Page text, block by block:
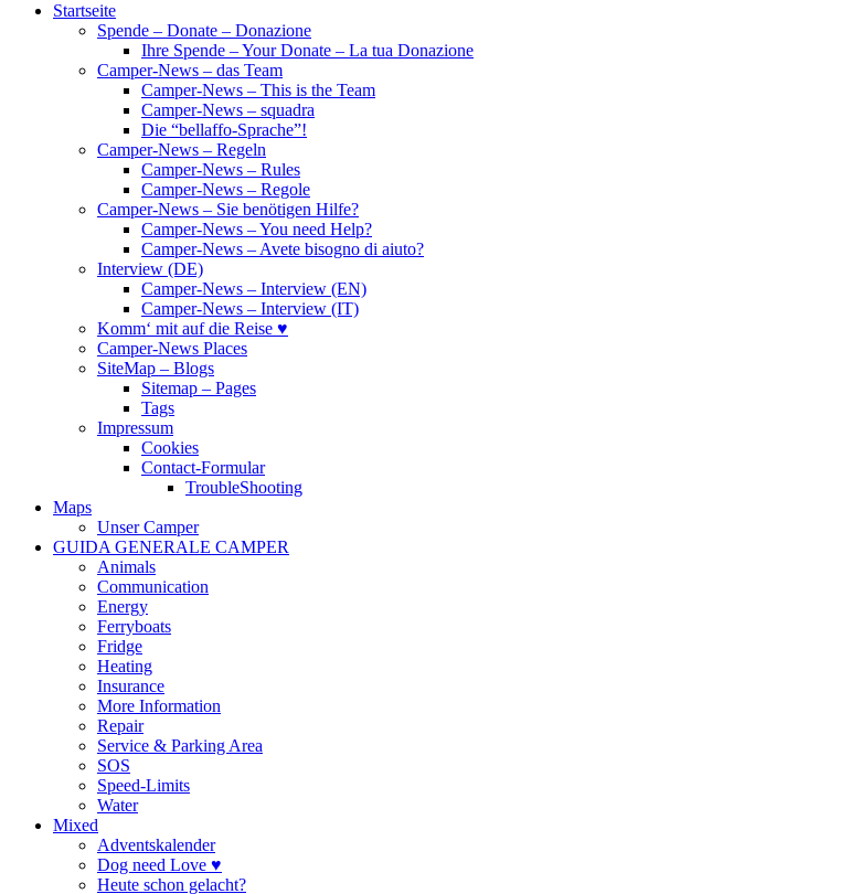
Startseite
Spende – Donate – Donazione
Ihre Spende – Your Donate – La tua Donazione
Camper-News – das Team
Camper-News – This is the Team
Camper-News – squadra
Die “bellaffo-Sprache”!
Camper-News – Regeln
Camper-News – Rules
Camper-News – Regole
Camper-News – Sie benötigen Hilfe?
Camper-News – You need Help?
Camper-News – Avete bisogno di aiuto?
Interview (DE)
Camper-News – Interview (EN)
Camper-News – Interview (IT)
Komm‘ mit auf die Reise ♥
Camper-News Places
SiteMap – Blogs
Sitemap – Pages
Tags
Impressum
Cookies
Contact-Formular
TroubleShooting
Maps
Unser Camper
GUIDA GENERALE CAMPER
Animals
Communication
Energy
Ferryboats
Fridge
Heating
Insurance
More Information
Repair
Service & Parking Area
SOS
Speed-Limits
Water
Mixed
Adventskalender
Dog need Love ♥
Heute schon gelacht?